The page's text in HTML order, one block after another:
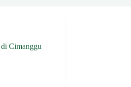
Cimanggu